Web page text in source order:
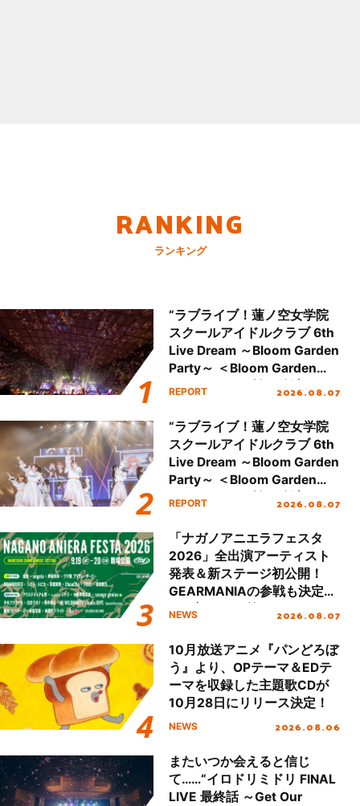
RANKING
ランキング
“ラブライブ！蓮ノ空女学院
スクールアイドルクラブ 6th
Live Dream ～Bloom Garden
Party～ ＜Bloom Garden
Party Stage／埼玉公演＞”
REPORT 2026.08.07
“ラブライブ！蓮ノ空女学院
スクールアイドルクラブ 6th
Live Dream ～Bloom Garden
Party～ ＜Bloom Garden
Party Stage／埼玉公演＞”
REPORT 2026.08.07
「ナガノアニエラフェスタ
2026」全出演アーティスト
発表＆新ステージ初公開！
GEARMANIAの参戦も決定
し、初となる第3ステージの
NEWS 2026.08.07
10月放送アニメ『パンどろぼ
う』より、OPテーマ＆EDテ
ーマを収録した主題歌CDが
10月28日にリリース決定！
NEWS 2026.08.06
またいつか会えると信じ
て……“イロドリミドリ FINAL
LIVE 最終話 ～Get Our